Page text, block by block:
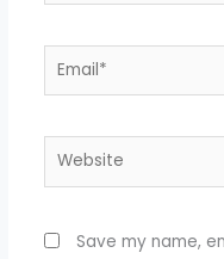
Email*
Website
Save my name,